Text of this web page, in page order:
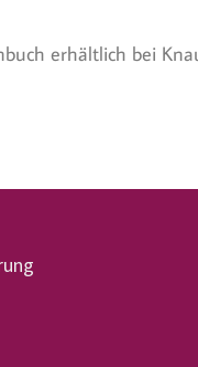
erhältlich bei